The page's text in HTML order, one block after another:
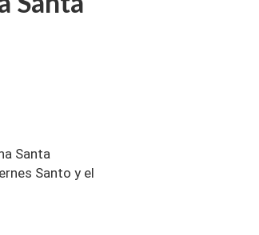
Santa
Santo y el